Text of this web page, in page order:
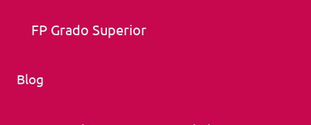
FP Grado Superior
Blog